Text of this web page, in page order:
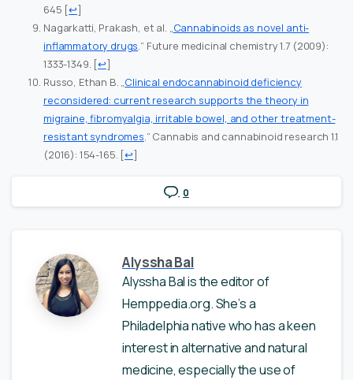
645 [↩]
Nagarkatti, Prakash, et al. „ Cannabinoids as novel anti-
inflammatory drugs .“ Future medicinal chemistry 1.7 (2009):
1333-1349. [↩]
Russo, Ethan B. „ Clinical endocannabinoid deficiency
reconsidered: current research supports the theory in
migraine, fibromyalgia, irritable bowel, and other treatment-
resistant syndromes .“ Cannabis and cannabinoid research 1.1
(2016): 154-165. [↩]
0
Alyssha Bal
Alyssha Bal is the editor of
Hemppedia.org. She’s a
Philadelphia native who has a keen
interest in alternative and natural
medicine, especially the use of